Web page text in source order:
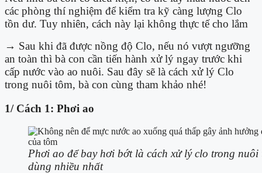
các phòng thí nghiệm để kiểm tra kỹ càng lượng Clo
tồn dư. Tuy nhiên, cách này lại không thực tế cho lắm
→ Sau khi đã được nồng độ Clo, nếu nó vượt ngưỡng
an toàn thì bà con cần tiến hành xử lý ngay trước khi
cấp nước vào ao nuôi. Sau đây sẽ là cách xử lý Clo
trong nuôi tôm, bà con cùng tham khảo nhé!
1/ Cách 1: Phơi ao
Phơi ao để bay hơi bớt là cách xử lý clo trong nuôi
dùng nhiều nhất